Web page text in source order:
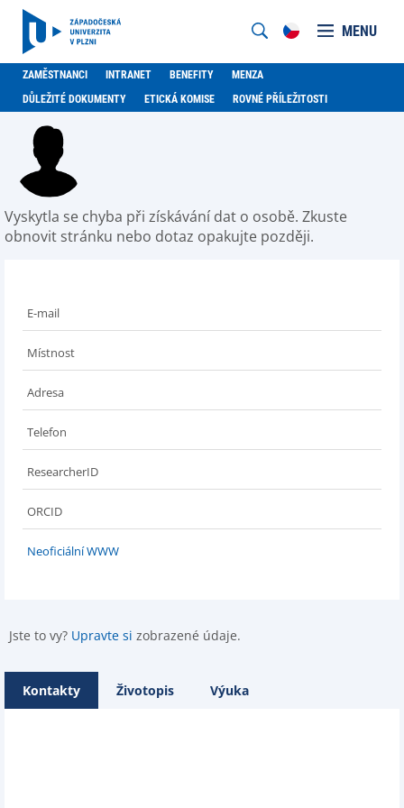
MENU
ZAMĚSTNANCI INTRANET BENEFITY
MENZA
DŮLEŽITÉ DOKUMENTY
ETICKÁ KOMISE ROVNÉ PŘÍLEŽITOSTI
Vyskytla se chyba při získávání dat o osobě. Zkuste
obnovit stránku nebo dotaz opakujte později.
E-mail
Místnost
Adresa
Telefon
ResearcherID
ORCID
Neoficiální WWW
Jste to vy? Upravte si zobrazené údaje.
Kontakty Životopis Výuka